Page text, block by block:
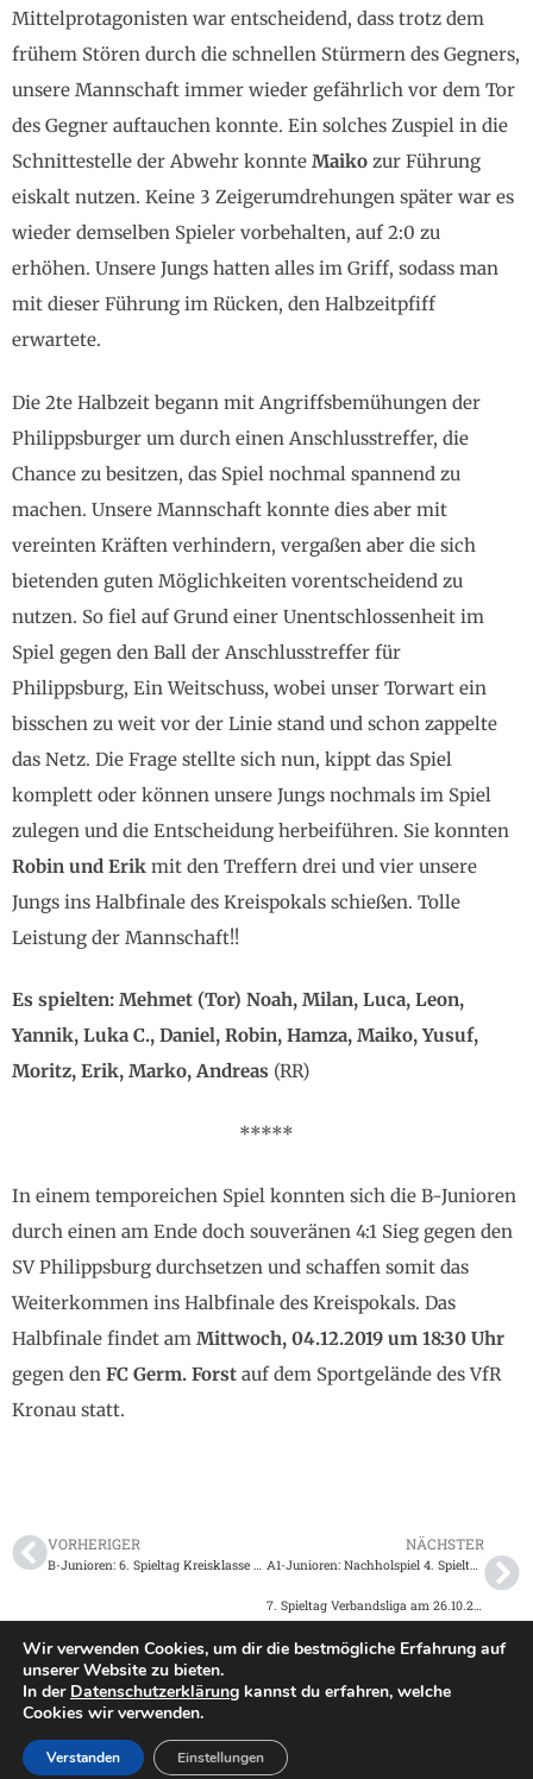
Mittelprotagonisten war entscheidend, dass trotz dem
frühem Stören durch die schnellen Stürmern des Gegners,
unsere Mannschaft immer wieder gefährlich vor dem Tor
des Gegner auftauchen konnte. Ein solches Zuspiel in die
Schnittestelle der Abwehr konnte Maiko zur Führung
eiskalt nutzen. Keine 3 Zeigerumdrehungen später war es
wieder demselben Spieler vorbehalten, auf 2:0 zu
erhöhen. Unsere Jungs hatten alles im Griff, sodass man
mit dieser Führung im Rücken, den Halbzeitpfiff
erwartete.
Die 2te Halbzeit begann mit Angriffsbemühungen der
Philippsburger um durch einen Anschlusstreffer, die
Chance zu besitzen, das Spiel nochmal spannend zu
machen. Unsere Mannschaft konnte dies aber mit
vereinten Kräften verhindern, vergaßen aber die sich
bietenden guten Möglichkeiten vorentscheidend zu
nutzen. So fiel auf Grund einer Unentschlossenheit im
Spiel gegen den Ball der Anschlusstreffer für
Philippsburg, Ein Weitschuss, wobei unser Torwart ein
bisschen zu weit vor der Linie stand und schon zappelte
das Netz. Die Frage stellte sich nun, kippt das Spiel
komplett oder können unsere Jungs nochmals im Spiel
zulegen und die Entscheidung herbeiführen. Sie konnten
Robin und Erik mit den Treffern drei und vier unsere
Jungs ins Halbfinale des Kreispokals schießen. Tolle
Leistung der Mannschaft!!
Es spielten: Mehmet (Tor) Noah, Milan, Luca, Leon,
Yannik, Luka C., Daniel, Robin, Hamza, Maiko, Yusuf,
Moritz, Erik, Marko, Andreas (RR)
*****
In einem temporeichen Spiel konnten sich die B-Junioren
durch einen am Ende doch souveränen 4:1 Sieg gegen den
SV Philippsburg durchsetzen und schaffen somit das
Weiterkommen ins Halbfinale des Kreispokals. Das
Halbfinale findet am Mittwoch, 04.12.2019 um 18:30 Uhr
gegen den FC Germ. Forst auf dem Sportgelände des VfR
Kronau statt.
VORHERIGER NÄCHSTER
7. Spieltag Verbandsliga am 26.10.2019
Impressum
©2026 TSV Langenbrücken
Wir verwenden Cookies, um dir die bestmögliche Erfahrung auf
unserer Website zu bieten.
In der Datenschutzerklärung kannst du erfahren, welche
Cookies wir verwenden.
Verstanden Einstellungen